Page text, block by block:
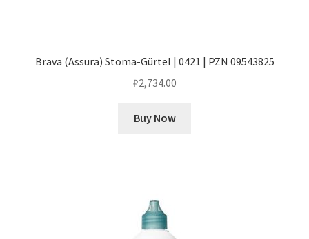
Brava (Assura) Stoma-Gürtel | 0421 | PZN 09543825
₽2,734.00
Buy Now